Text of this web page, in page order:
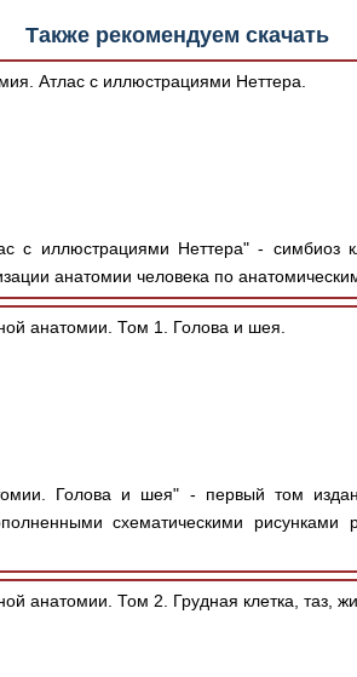
Также рекомендуем скачать
Атлас с иллюстрациями Неттера.
с иллюстрациями Неттера" - симбиоз
анатомии человека по
анатомии. Том 1. Голова и шея.
Голова и шея" - первый том
схематическими
анатомии. Том 2. Грудная клетка, таз,